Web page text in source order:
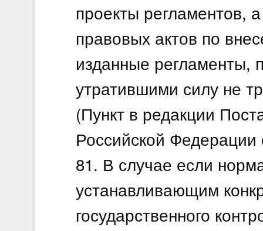
проекты регламентов,
правовых актов по
изданные регламенты,
утратившими силу не
(Пункт в редакции
Российской
81. В случае если
устанавливающим
государственного